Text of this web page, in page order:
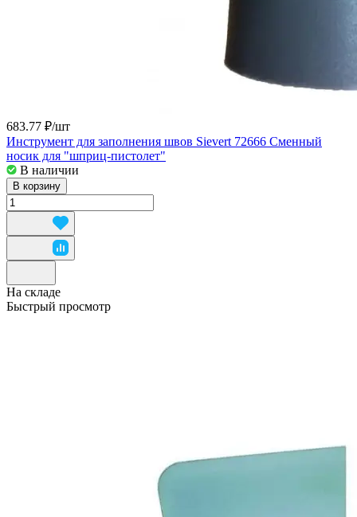
683.77 ₽/шт
Инструмент для заполнения швов Sievert 72666 Сменный
носик для "шприц-пистолет"
В наличии
В корзину
На складе
Быстрый просмотр